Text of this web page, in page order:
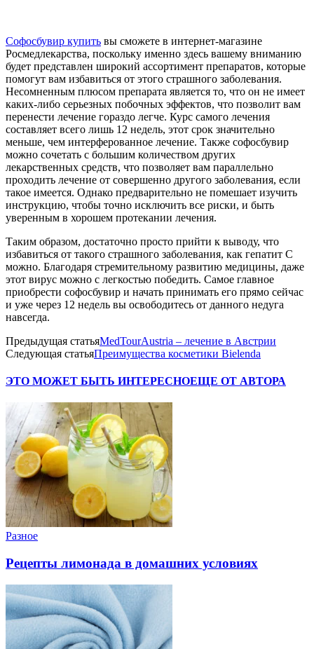
Софосбувир купить вы сможете в интернет-магазине
Росмедлекарства, поскольку именно здесь вашему вниманию
будет представлен широкий ассортимент препаратов, которые
помогут вам избавиться от этого страшного заболевания.
Несомненным плюсом препарата является то, что он не имеет
каких-либо серьезных побочных эффектов, что позволит вам
перенести лечение гораздо легче. Курс самого лечения
составляет всего лишь 12 недель, этот срок значительно
меньше, чем интерферованное лечение. Также софосбувир
можно сочетать с большим количеством других
лекарственных средств, что позволяет вам параллельно
проходить лечение от совершенно другого заболевания, если
такое имеется. Однако предварительно не помешает изучить
инструкцию, чтобы точно исключить все риски, и быть
уверенным в хорошем протекании лечения.
Таким образом, достаточно просто прийти к выводу, что
избавиться от такого страшного заболевания, как гепатит С
можно. Благодаря стремительному развитию медицины, даже
этот вирус можно с легкостью победить. Самое главное
приобрести софосбувир и начать принимать его прямо сейчас
и уже через 12 недель вы освободитесь от данного недуга
навсегда.
Предыдущая статьяMedTourAustria – лечение в Австрии
Следующая статьяПреимущества косметики Bielenda
ЭТО МОЖЕТ БЫТЬ ИНТЕРЕСНОЕЩЕ ОТ АВТОРА
Разное
Рецепты лимонада в домашних условиях